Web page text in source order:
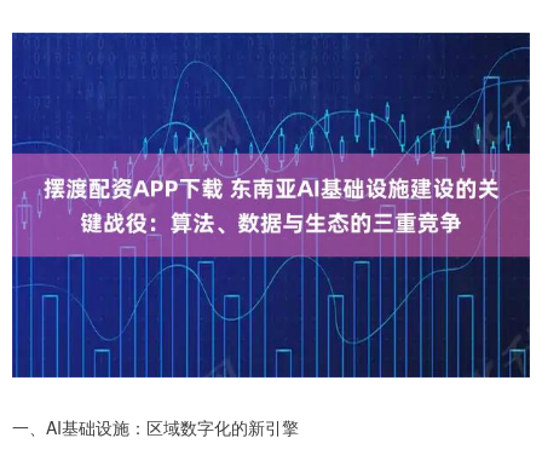
一、AI基础设施：区域数字化的新引擎